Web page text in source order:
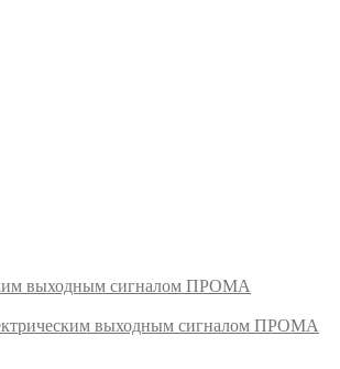
выходным сигналом ПРОМА
выходным сигналом ПРОМА